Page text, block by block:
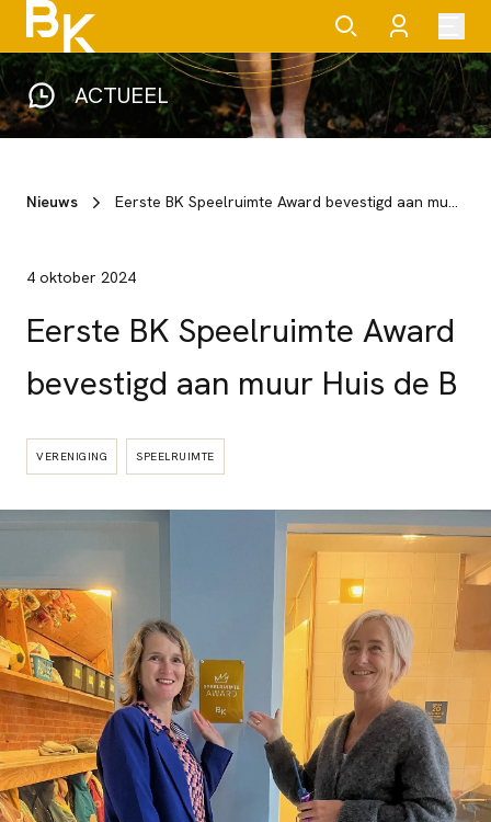
ACTUEEL
Nieuws Eerste BK Speelruimte Award bevestigd aan muur Huis de B
4 oktober 2024
Eerste BK Speelruimte Award
bevestigd aan muur Huis de B
VERENIGING SPEELRUIMTE